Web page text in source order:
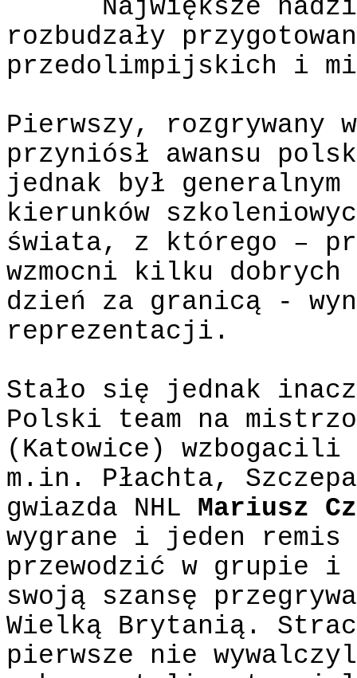
Największe
rozbudzały
przedolimpijskich i
Pierwszy, rozgrywany
przyniósł awansu
jednak był
kierunków
świata, z którego –
wzmocni kilku dobrych
dzień za granicą -
reprezentacji.
Stało się jednak
Polski team na
(Katowice) wzbogacili
m.in. Płachta,
gwiazda NHL Mariusz
wygrane i jeden remis
przewodzić w grupie
swoją szansę
Wielką Brytanią.
pierwsze nie